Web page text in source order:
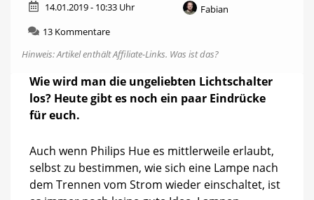
14.01.2019 - 10:33 Uhr
Fabian
13 Kommentarezu
mit
abdecken:
Weitere
Hinweis: Artikel enthält Affiliate-Links. Was ist das?
Wie wird man die ungeliebten Lichtschalter
los? Heute gibt es noch ein paar Eindrücke
für euch.
Auch wenn Philips Hue es mittlerweile erlaubt,
selbst zu bestimmen, wie sich eine Lampe nach
dem Trennen vom Strom wieder einschaltet, ist